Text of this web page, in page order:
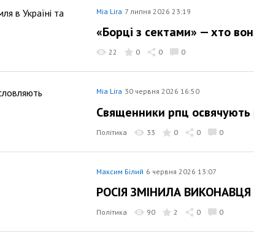
Mia Lira 7 липня 2026 23:19
«Борці з сектами» — хто
22 0 0 0
Mia Lira 30 червня 2026 16:50
Священники рпц освячують
Політика 33 0 0 0
Максим Білий 6 червня 2026 13:07
РОСІЯ ЗМІНИЛА ВИКОНАВЦЯ
Політика 90 2 0 0